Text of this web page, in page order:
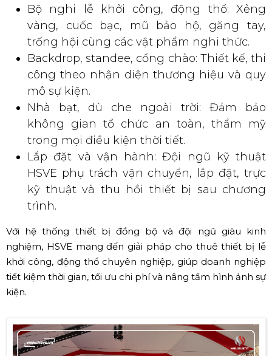
Bộ nghi lễ khởi công, động thổ: Xẻng
vàng, cuốc bạc, mũ bảo hộ, găng tay,
trống hội cùng các vật phẩm nghi thức.
Backdrop, standee, cổng chào: Thiết kế, thi
công theo nhận diện thương hiệu và quy
mô sự kiện.
Nhà bạt, dù che ngoài trời: Đảm bảo
không gian tổ chức an toàn, thẩm mỹ
trong mọi điều kiện thời tiết.
Lắp đặt và vận hành: Đội ngũ kỹ thuật
HSVE phụ trách vận chuyển, lắp đặt, trực
kỹ thuật và thu hồi thiết bị sau chương
trình.
Với hệ thống thiết bị đồng bộ và đội ngũ giàu kinh
nghiệm, HSVE mang đến giải pháp cho thuê thiết bị lễ
khởi công, động thổ chuyên nghiệp, giúp doanh nghiệp
tiết kiệm thời gian, tối ưu chi phí và nâng tầm hình ảnh sự
kiện.